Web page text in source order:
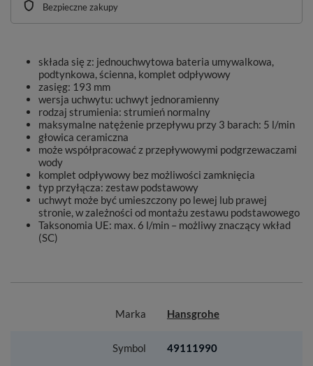
Bezpieczne zakupy
składa się z: jednouchwytowa bateria umywalkowa,
podtynkowa, ścienna, komplet odpływowy
zasięg: 193 mm
wersja uchwytu: uchwyt jednoramienny
rodzaj strumienia: strumień normalny
maksymalne natężenie przepływu przy 3 barach: 5 l/min
głowica ceramiczna
może współpracować z przepływowymi podgrzewaczami
wody
komplet odpływowy bez możliwości zamknięcia
typ przyłącza: zestaw podstawowy
uchwyt może być umieszczony po lewej lub prawej
stronie, w zależności od montażu zestawu podstawowego
Taksonomia UE: max. 6 l/min – możliwy znaczący wkład
(SC)
Marka Hansgrohe
Symbol 49111990